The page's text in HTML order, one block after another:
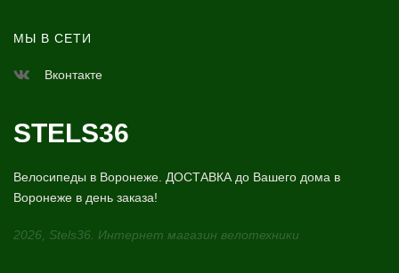
МЫ В СЕТИ
Вконтакте
STELS36
Велосипеды в Воронеже. ДОСТАВКА до Вашего дома в
Воронеже в день заказа!
2026, Stels36. Интернет магазин велотехники